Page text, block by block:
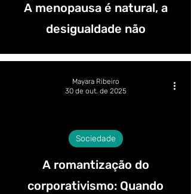
A menopausa é natural, a
desigualdade não
A romantização do
corporativismo: Quando
Sociedade
Mayara Ribeiro
30 de out. de 2025